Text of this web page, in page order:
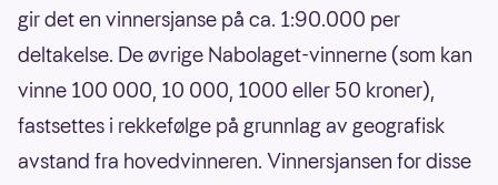
gir det en vinnersjanse på ca. 1:90.000 per
deltakelse. De øvrige Nabolaget-vinnerne (som kan
vinne 100 000, 10 000, 1000 eller 50 kroner),
fastsettes i rekkefølge på grunnlag av geografisk
avstand fra hovedvinneren. Vinnersjansen for disse